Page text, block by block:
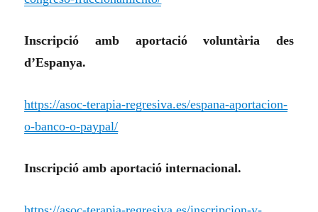
Inscripció amb aportació voluntària des
d’Espanya.
https://asoc-terapia-regresiva.es/espana-aportacion-
o-banco-o-paypal/
Inscripció amb aportació internacional.